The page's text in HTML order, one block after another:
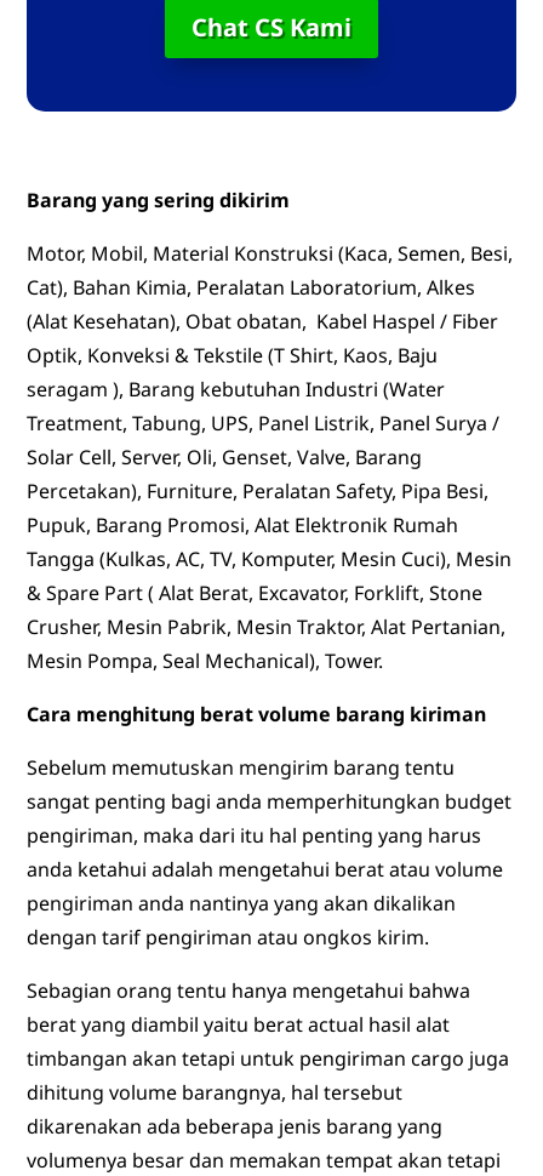
Chat CS Kami
Barang yang sering dikirim
Motor, Mobil, Material Konstruksi (Kaca, Semen, Besi,
Cat), Bahan Kimia, Peralatan Laboratorium, Alkes
(Alat Kesehatan), Obat obatan, Kabel Haspel / Fiber
Optik, Konveksi & Tekstile (T Shirt, Kaos, Baju
seragam ), Barang kebutuhan Industri (Water
Treatment, Tabung, UPS, Panel Listrik, Panel Surya /
Solar Cell, Server, Oli, Genset, Valve, Barang
Percetakan), Furniture, Peralatan Safety, Pipa Besi,
Pupuk, Barang Promosi, Alat Elektronik Rumah
Tangga (Kulkas, AC, TV, Komputer, Mesin Cuci), Mesin
& Spare Part ( Alat Berat, Excavator, Forklift, Stone
Crusher, Mesin Pabrik, Mesin Traktor, Alat Pertanian,
Mesin Pompa, Seal Mechanical), Tower.
Cara menghitung berat volume barang kiriman
Sebelum memutuskan mengirim barang tentu
sangat penting bagi anda memperhitungkan budget
pengiriman, maka dari itu hal penting yang harus
anda ketahui adalah mengetahui berat atau volume
pengiriman anda nantinya yang akan dikalikan
dengan tarif pengiriman atau ongkos kirim.
Sebagian orang tentu hanya mengetahui bahwa
berat yang diambil yaitu berat actual hasil alat
timbangan akan tetapi untuk pengiriman cargo juga
dihitung volume barangnya, hal tersebut
dikarenakan ada beberapa jenis barang yang
volumenya besar dan memakan tempat akan tetapi